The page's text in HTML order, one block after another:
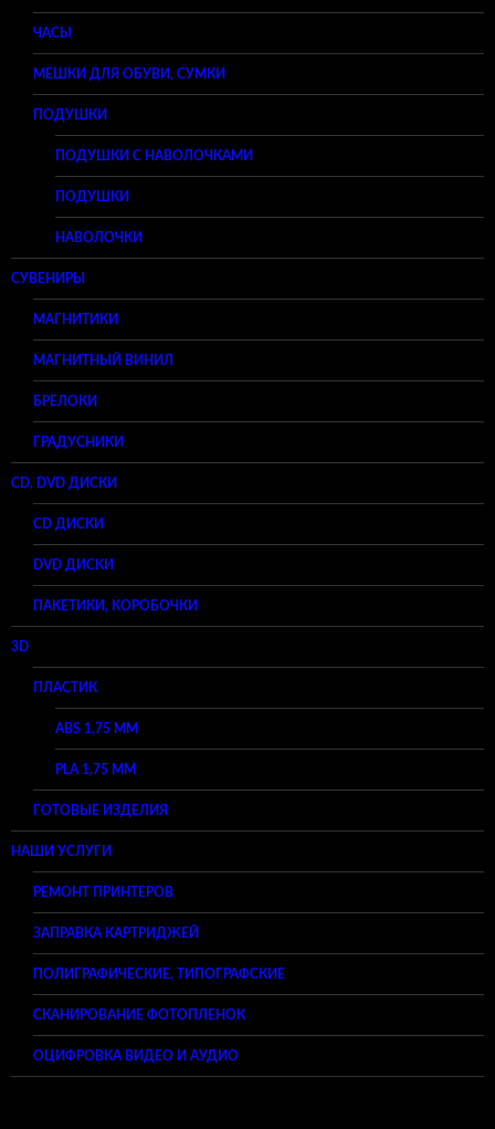
ЧАСЫ
МЕШКИ ДЛЯ ОБУВИ, СУМКИ
ПОДУШКИ
ПОДУШКИ С НАВОЛОЧКАМИ
ПОДУШКИ
НАВОЛОЧКИ
СУВЕНИРЫ
МАГНИТИКИ
МАГНИТНЫЙ ВИНИЛ
БРЕЛОКИ
ГРАДУСНИКИ
CD, DVD ДИСКИ
CD ДИСКИ
DVD ДИСКИ
ПАКЕТИКИ, КОРОБОЧКИ
3D
ПЛАСТИК
ABS 1,75 ММ
PLA 1,75 ММ
ГОТОВЫЕ ИЗДЕЛИЯ
НАШИ УСЛУГИ
РЕМОНТ ПРИНТЕРОВ
ЗАПРАВКА КАРТРИДЖЕЙ
ПОЛИГРАФИЧЕСКИЕ, ТИПОГРАФСКИЕ
СКАНИРОВАНИЕ ФОТОПЛЕНОК
ОЦИФРОВКА ВИДЕО И АУДИО